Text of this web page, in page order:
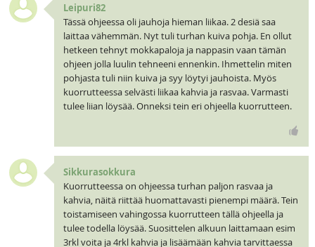
Leipuri82
Tässä ohjeessa oli jauhoja hieman liikaa. 2 desiä saa
laittaa vähemmän. Nyt tuli turhan kuiva pohja. En ollut
hetkeen tehnyt mokkapaloja ja nappasin vaan tämän
ohjeen jolla luulin tehneeni ennenkin. Ihmettelin miten
pohjasta tuli niin kuiva ja syy löytyi jauhoista. Myös
kuorrutteessa selvästi liikaa kahvia ja rasvaa. Varmasti
tulee liian löysää. Onneksi tein eri ohjeella kuorrutteen.
Sikkurasokkura
Kuorrutteessa on ohjeessa turhan paljon rasvaa ja
kahvia, näitä riittää huomattavasti pienempi määrä. Tein
toistamiseen vahingossa kuorrutteen tällä ohjeella ja
tulee todella löysää. Suosittelen alkuun laittamaan esim
3rkl voita ja 4rkl kahvia ja lisäämään kahvia tarvittaessa